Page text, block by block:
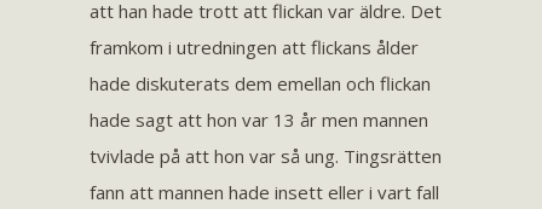
att han hade trott att flickan var äldre. Det
framkom i utredningen att flickans ålder
hade diskuterats dem emellan och flickan
hade sagt att hon var 13 år men mannen
tvivlade på att hon var så ung. Tingsrätten
fann att mannen hade insett eller i vart fall